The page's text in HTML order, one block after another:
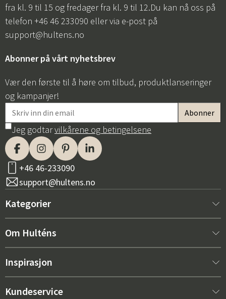
fra kl. 9 til 15 og fredager fra kl. 9 til 12.Du kan nå oss på
telefon +46 46 233090 eller via e-post på
support@hultens.no
Abonner på vårt nyhetsbrev
Vær den første til å høre om tilbud, produktlanseringer
og kampanjer!
Jeg godtarvilkårene og betingelsene
+46 46-233090
support@hultens.no
Kategorier
Nytt hos oss
Innredning
Om Hulténs
Om Hulténs
Inspirasjon
Bestselger
Kundeservice